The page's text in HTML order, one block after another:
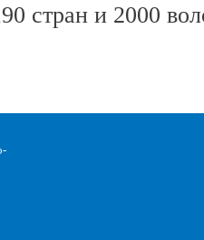
стран и 2000